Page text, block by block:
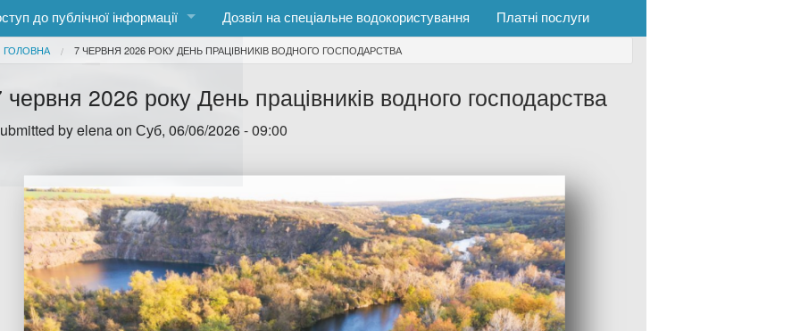
до публічної інформації
про доступ до публічної інформації
роботу з інформаційними запитами
та порядок запиту
Дозвіл на спеціальне водокористування Платні послуги
You are here
ГОЛОВНА 7 ЧЕРВНЯ 2026 РОКУ ДЕНЬ ПРАЦІВНИКІВ ВОДНОГО ГОСПОДАРСТВА
червня 2026 року День працівників водного господарства
byelenaon Суб, 06/06/2026 - 09:00